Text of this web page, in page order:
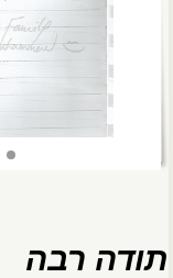
תודה רבה